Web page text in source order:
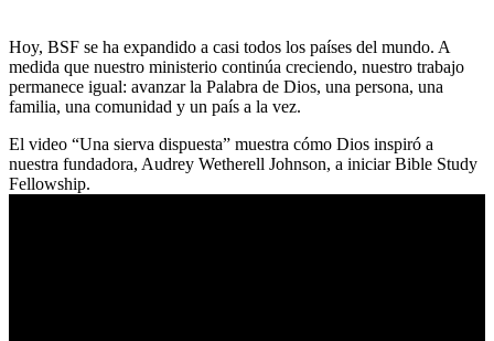
Hoy, BSF se ha expandido a casi todos los países del mundo. A
medida que nuestro ministerio continúa creciendo, nuestro trabajo
permanece igual: avanzar la Palabra de Dios, una persona, una
familia, una comunidad y un país a la vez.
El video “Una sierva dispuesta” muestra cómo Dios inspiró a
nuestra fundadora, Audrey Wetherell Johnson, a iniciar Bible Study
Fellowship.